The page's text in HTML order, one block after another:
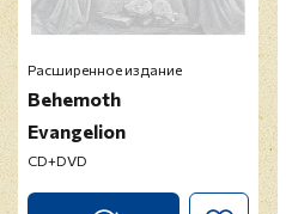
Расширенное издание
Behemoth
Evangelion
CD+DVD